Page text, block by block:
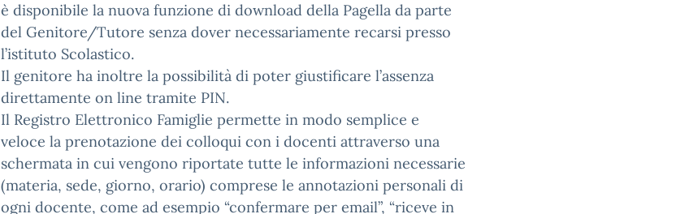
è disponibile la nuova funzione di download della Pagella da parte
del Genitore/Tutore senza dover necessariamente recarsi presso
l’istituto Scolastico.
Il genitore ha inoltre la possibilità di poter giustificare l’assenza
direttamente on line tramite PIN.
Il Registro Elettronico Famiglie permette in modo semplice e
veloce la prenotazione dei colloqui con i docenti attraverso una
schermata in cui vengono riportate tutte le informazioni necessarie
(materia, sede, giorno, orario) comprese le annotazioni personali di
ogni docente, come ad esempio “confermare per email”, “riceve in